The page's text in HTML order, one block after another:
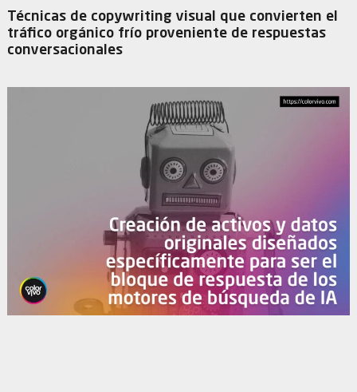
Técnicas de copywriting visual que convierten el
tráfico orgánico frío proveniente de respuestas
conversacionales